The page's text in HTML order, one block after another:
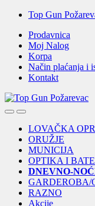
Skip
navigation
Skip
content
Top Gun
Prodavnica
Moj Nalog
Korpa
Način plaćanja i
Kontakt
OpenClose
LOVAČKA
ORUŽJE
MUNICIJA
OPTIKA I
DNEVNO-
GARDEROBA/
RAZNO
Akcije